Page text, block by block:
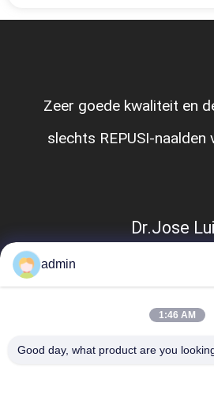
Zeer goede kwaliteit en de
slechts REPUSI-naalden
Dr.Jose
admin
1:46 AM
Good day, what product are you